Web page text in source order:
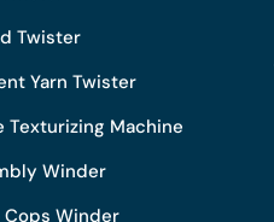
Twister
Yarn Twister
Texturizing Machine
Winder
Cops Winder